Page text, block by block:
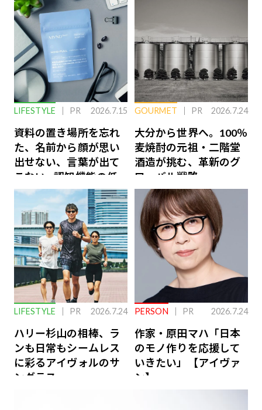
LIFESTYLE PR 2026.7.15
資料の置き場所を忘れ
た、名前から顔が思い
出せない、言葉が出て
こない…認知機能の低
下を救う、脳のインナ
ーケアとは
GOURMET PR 2026.7.24
大分から世界へ。100％
麦焼酎の元祖・二階堂
酒造が挑む、革新のグ
ローバル戦略
LIFESTYLE PR 2026.7.24
ハリー杉山の相棒、ラ
ンも日常もシームレス
に彩るアイヴォルのサ
ングラス
PERSON PR 2026.7.24
作家・原田マハ「日本
のモノ作りを応援して
いきたい」【アイヴァ
ン】